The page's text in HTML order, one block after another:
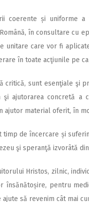
coerente și uniforme
în consultare cu
unitare care vor fi
în toate acţiunile pe
critică, sunt esenţiale şi
şi ajutorarea concretă a
ajutor material oferit, în
timp de încercare și
şi speranţă izvorâtă
Hristos, zilnic,
însănătoșire, pentru
ajute să revenim cât mai